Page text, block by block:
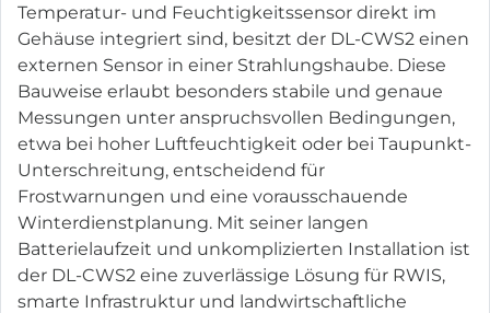
Temperatur- und Feuchtigkeitssensor direkt im
Gehäuse integriert sind, besitzt der DL-CWS2 einen
externen Sensor in einer Strahlungshaube. Diese
Bauweise erlaubt besonders stabile und genaue
Messungen unter anspruchsvollen Bedingungen,
etwa bei hoher Luftfeuchtigkeit oder bei Taupunkt-
Unterschreitung, entscheidend für
Frostwarnungen und eine vorausschauende
Winterdienstplanung. Mit seiner langen
Batterielaufzeit und unkomplizierten Installation ist
der DL-CWS2 eine zuverlässige Lösung für RWIS,
smarte Infrastruktur und landwirtschaftliche